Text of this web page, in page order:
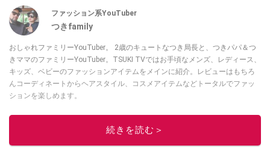
ファッション系YouTuber
つきfamily
おしゃれファミリーYouTuber。 2歳のキュートなつき局長と、つきパパ＆つ
きママのファミリーYouTuber。TSUKI TVではお手頃なメンズ、レディース、
キッズ、ベビーのファッションアイテムをメインに紹介。レビューはもちろ
んコーディネートからヘアスタイル、コスメアイテムなどトータルでファッ
ションを楽しめます。
このイチオシストの他の記事を読む
続きを読む＞